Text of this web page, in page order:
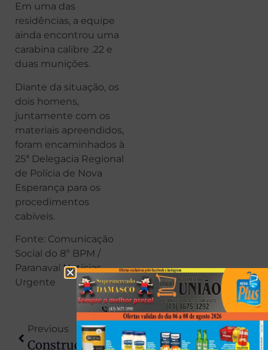
Em uma das
residências, a equipe
ainda encontrou uma
carabina calibre .22 e
duas munições.
Diante da situação, os
dois homens,
juntamente com os
materiais apreendidos,
foram encaminhados à
25ª Delegacia Regional
de Polícia de Nova
Esperança para os
procedimentos
cabíveis.
Fonte: Comunicação
Social do 8º BPM /
Paranavaí Notícias
Urgente
Previous
Construção Irregular Em Área De Preservação Rende Multa De R$ 5,6 Mil A Dois Homens No Rio Paraná, Em Rosana
Next
CNH Pode Ser Suspensa Por 10 Anos Em Caso De Morte No Trânsito; Projeto Endurece Punições